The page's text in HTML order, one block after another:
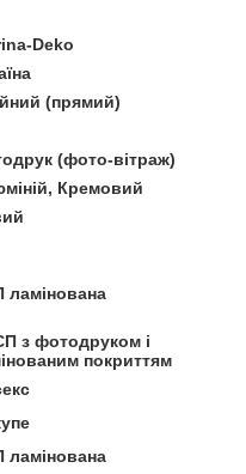
Deko
(прямий)
(фото-вітраж)
Кремовий
ламінована
з фотодруком і
покриттям
ламінована